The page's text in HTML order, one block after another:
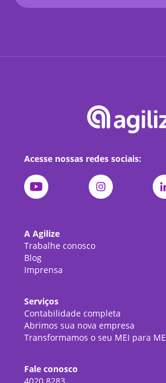
Acesse nossas redes sociais:
A Agilize
Trabalhe conosco
Blog
Imprensa
Serviços
Contabilidade completa
Abrimos sua nova empresa
Transformamos o seu MEI para ME
Fale conosco